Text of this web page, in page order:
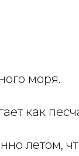
моря.
как
летом,